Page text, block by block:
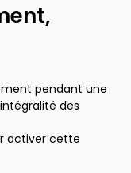
pendant une
des
activer cette